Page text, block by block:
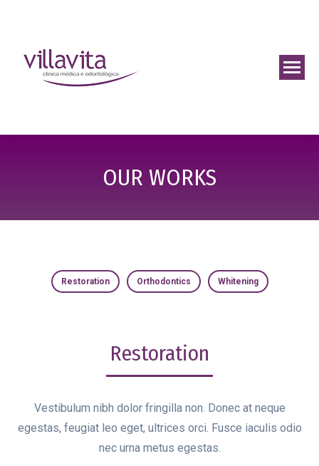
OUR WORKS
Restoration Orthodontics Whitening
Restoration
Vestibulum nibh dolor fringilla non. Donec at neque
egestas, feugiat leo eget, ultrices orci. Fusce iaculis odio
nec urna metus egestas.